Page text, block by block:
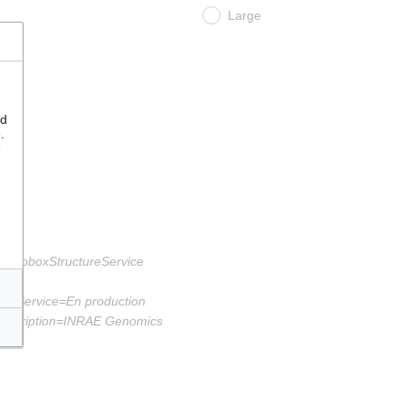
Large
production
Genomics